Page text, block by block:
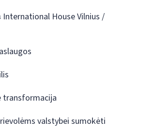
International House Vilnius /
transformacija
valstybei sumokėti